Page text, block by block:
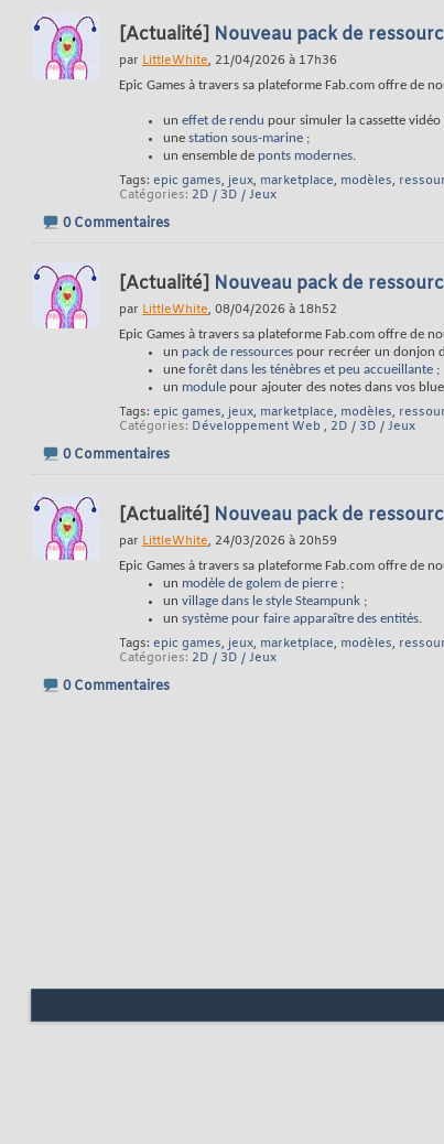
[Actualité] Nouveau pack de
par LittleWhite, 21/04/2026 à 17h36
Epic Games à travers sa plateforme Fab.com offre de
un effet de rendu pour simuler la cassette
une station sous-marine ;
un ensemble de ponts modernes.
Tags: epic games, jeux, marketplace, modèles,
Catégories 2D / 3D / Jeux
0 Commentaires
[Actualité] Nouveau pack de
par LittleWhite, 08/04/2026 à 18h52
Epic Games à travers sa plateforme Fab.com offre de
un pack de ressources pour recréer un donjon
une forêt dans les ténèbres et peu accueillante ;
un module pour ajouter des notes dans vos
Tags: epic games, jeux, marketplace, modèles,
Catégories Développement Web , 2D / 3D / Jeux
0 Commentaires
[Actualité] Nouveau pack de
par LittleWhite, 24/03/2026 à 20h59
Epic Games à travers sa plateforme Fab.com offre de
un modèle de golem de pierre ;
un village dans le style Steampunk ;
un système pour faire apparaître des entités.
Tags: epic games, jeux, marketplace, modèles,
Catégories 2D / 3D / Jeux
0 Commentaires